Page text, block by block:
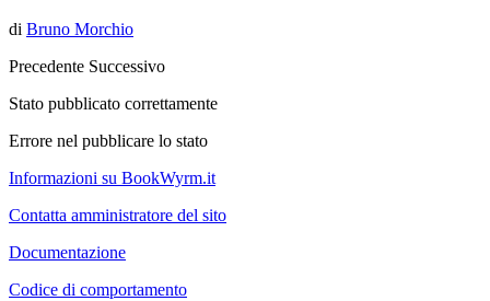
di Bruno Morchio
Precedente Successivo
Stato pubblicato correttamente
Errore nel pubblicare lo stato
Informazioni su BookWyrm.it
Contatta amministratore del sito
Documentazione
Codice di comportamento